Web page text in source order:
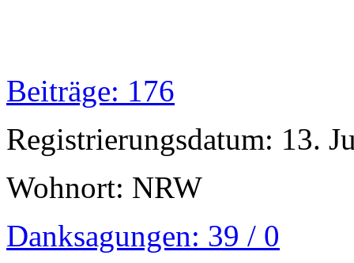
Beiträge: 176
Registrierungsdatum: 13.
Wohnort: NRW
Danksagungen: 39 / 0